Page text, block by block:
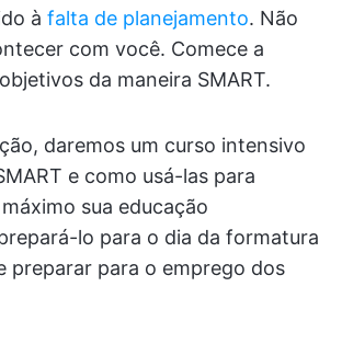
à falta de planejamento. Não
com você. Comece a
da maneira SMART.
daremos um curso intensivo
e como usá-las para
sua educação
lo para o dia da formatura
preparar para o emprego dos